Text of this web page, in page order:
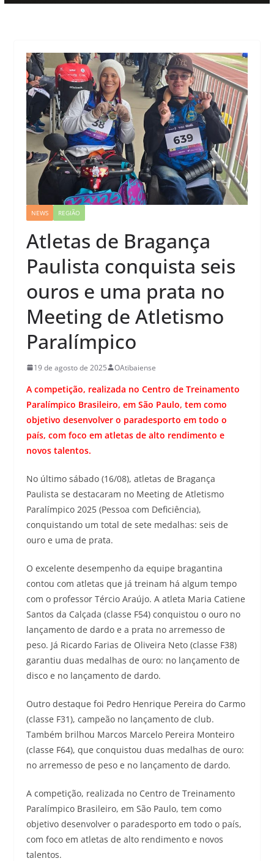
NEWS REGIÃO
Atletas de Bragança
Paulista conquista seis
ouros e uma prata no
Meeting de Atletismo
Paralímpico
19 de agosto de 2025 OAtibaiense
A competição, realizada no Centro de Treinamento
Paralímpico Brasileiro, em São Paulo, tem como
objetivo desenvolver o paradesporto em todo o
país, com foco em atletas de alto rendimento e
novos talentos.
No último sábado (16/08), atletas de Bragança
Paulista se destacaram no Meeting de Atletismo
Paralímpico 2025 (Pessoa com Deficiência),
conquistando um total de sete medalhas: seis de
ouro e uma de prata.
O excelente desempenho da equipe bragantina
contou com atletas que já treinam há algum tempo
com o professor Tércio Araújo. A atleta Maria Catiene
Santos da Calçada (classe F54) conquistou o ouro no
lançamento de dardo e a prata no arremesso de
peso. Já Ricardo Farias de Oliveira Neto (classe F38)
garantiu duas medalhas de ouro: no lançamento de
disco e no lançamento de dardo.
Outro destaque foi Pedro Henrique Pereira do Carmo
(classe F31), campeão no lançamento de club.
Também brilhou Marcos Marcelo Pereira Monteiro
(classe F64), que conquistou duas medalhas de ouro:
no arremesso de peso e no lançamento de dardo.
A competição, realizada no Centro de Treinamento
Paralímpico Brasileiro, em São Paulo, tem como
objetivo desenvolver o paradesporto em todo o país,
com foco em atletas de alto rendimento e novos
talentos.